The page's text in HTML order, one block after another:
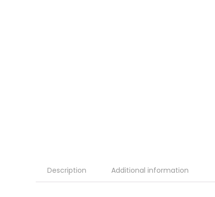
Description Additional information